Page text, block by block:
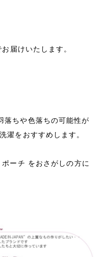
届けいたします。
ちや色落ちの可能性が
濯をおすすめします。
ーチ をおさがしの方に